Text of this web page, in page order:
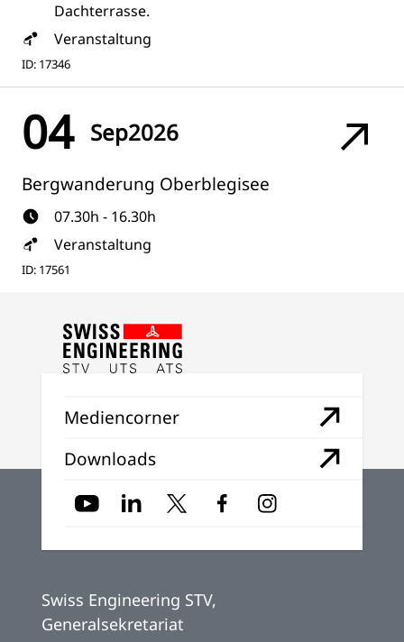
Dachterrasse.
Veranstaltung
ID: 17346
04 Sep2026
Bergwanderung Oberblegisee
07.30h - 16.30h
Veranstaltung
ID: 17561
Mediencorner
Downloads
Swiss Engineering STV,
Generalsekretariat